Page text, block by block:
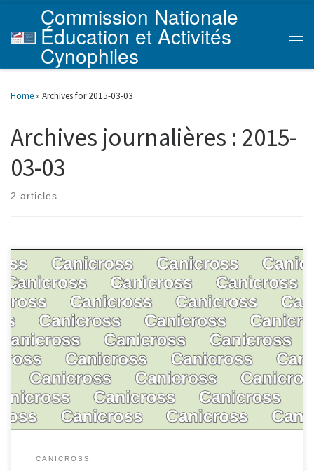
Skip to content
Commission Nationale
Éducation et Activités
Cynophiles
Home » Archives for 2015-03-03
Archives journalières : 2015-
03-03
2 articles
CANICROSS